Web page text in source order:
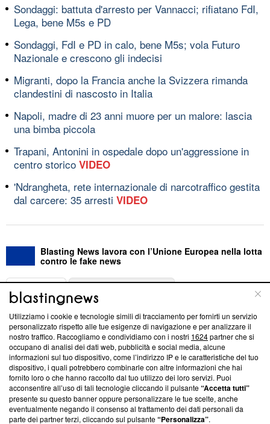
Sondaggi: battuta d'arresto per Vannacci; rifiatano FdI,
Lega, bene M5s e PD
Sondaggi, FdI e PD in calo, bene M5s; vola Futuro
Nazionale e crescono gli indecisi
Migranti, dopo la Francia anche la Svizzera rimanda
clandestini di nascosto in Italia
Napoli, madre di 23 anni muore per un malore: lascia
una bimba piccola
Trapani, Antonini in ospedale dopo un'aggressione in
centro storico VIDEO
'Ndrangheta, rete internazionale di narcotraffico gestita
dal carcere: 35 arresti VIDEO
Blasting News lavora con l’Unione Europea nella lotta
contro le fake news
ABOUT
Questa sezione offre informazioni trasparenti su Blasting
News, sui nostri processi editoriali e su come ci impegniamo a
creare news di qualità. Inoltre, afferma la nostra aderenza a
‘Trust Project - News with Integrity’Blasting News non è
ancora membro del programma, ma ha richiesto di farne
parte; Trust Project non ha ancora effettuato una verifica di
conformità agli standard.
Utilizziamo i cookie e tecnologie simili di tracciamento per fornirti un servizio
personalizzato rispetto alle tue esigenze di navigazione e per analizzare il
nostro traffico. Raccogliamo e condividiamo con i nostri 1624partner che si
occupano di analisi dei dati web, pubblicità e social media, alcune
informazioni sul tuo dispositivo, come l’indirizzo IP e le caratteristiche del tuo
dispositivo, i quali potrebbero combinarle con altre informazioni che hai
fornito loro o che hanno raccolto dal tuo utilizzo dei loro servizi. Puoi
acconsentire all’uso di tali tecnologie cliccando il pulsante“Accetta tutti”
presente su questo banner oppure personalizzare le tue scelte, anche
eventualmente negando il consenso al trattamento dei dati personali da
parte dei partner terzi, cliccando sul pulsante“Personalizza”.